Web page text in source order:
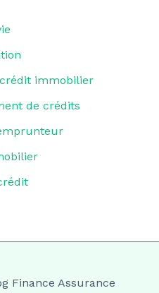
immobilier
de crédits
Finance Assurance